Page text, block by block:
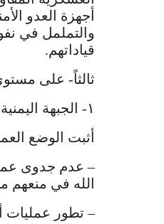
أجهزة العدو
والتململ في
قياداتهم.
ثالثاً- على
١- الجبهة اليمنية:
أثبت الوضع
– عدم جدوى
الله في
– تطور عمليات